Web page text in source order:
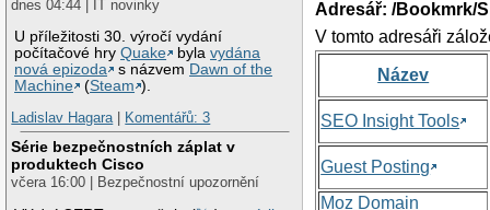
dnes 04:44 | IT novinky
U příležitosti 30. výročí vydání
počítačové hryQuake bylavydána
nová epizoda
s názvem Dawn of the
Machine
(Steam ).
Ladislav Hagara| Komentářů: 3
Série bezpečnostních záplat v
produktech Cisco
včera 16:00 | Bezpečnostní upozornění
Adresář: /Bookmrk/
V tomto adresáři
Název
SEO Insight Tools
Guest Posting
Moz Domain